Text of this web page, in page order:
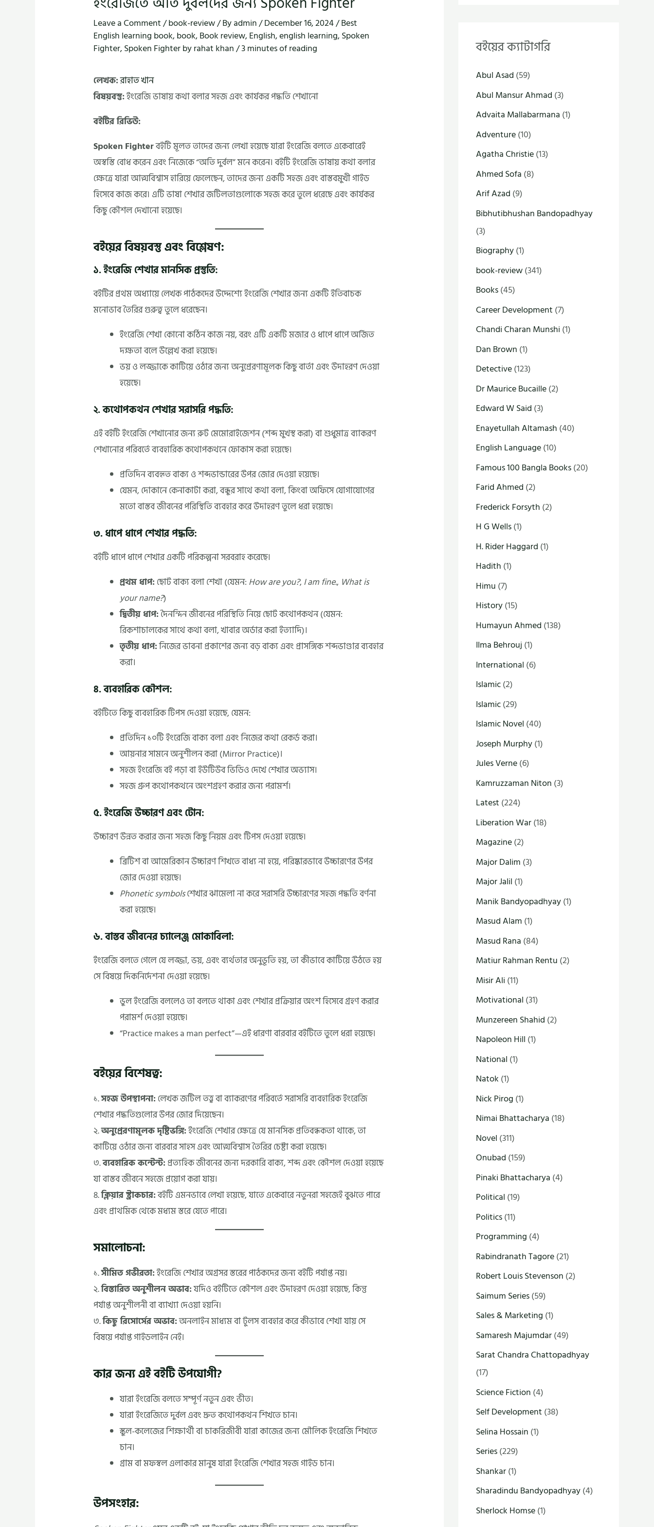
Leave a Comment/book-review/ Byadmin/December 16, 2024/Best
English learning book,book,Book review,English,english learning,Spoken
Fighter,Spoken Fighter by rahat khan/3 minutes of reading
লেখক:রাহাত খান
বিষয়বস্তু:ইংরেজি ভাষায় কথা বলার সহজ এবং কার্যকর পদ্ধতি শেখানো
বইটির রিভিউ:
Spoken Fighterবইটি মূলত তাদের জন্য লেখা হয়েছে যারা ইংরেজি বলতে একেবারেই
অস্বস্তি বোধ করেন এবং নিজেকে “অতি দুর্বল” মনে করেন। বইটি ইংরেজি ভাষায় কথা বলার
ক্ষেত্রে যারা আত্মবিশ্বাস হারিয়ে ফেলেছেন, তাদের জন্য একটি সহজ এবং বাস্তবমুখী গাইড
হিসেবে কাজ করে। এটি ভাষা শেখার জটিলতাগুলোকে সহজ করে তুলে ধরেছে এবং কার্যকর
কিছু কৌশল দেখানো হয়েছে।
বইয়ের বিষয়বস্তু এবং বিশ্লেষণ:
১. ইংরেজি শেখার মানসিক প্রস্তুতি:
বইটির প্রথম অধ্যায়ে লেখক পাঠকদের উদ্দেশ্যে ইংরেজি শেখার জন্য একটি ইতিবাচক
মনোভাব তৈরির গুরুত্ব তুলে ধরেছেন।
ইংরেজি শেখা কোনো কঠিন কাজ নয়, বরং এটি একটি মজার ও ধাপে ধাপে অর্জিত
দক্ষতা বলে উল্লেখ করা হয়েছে।
ভয় ও লজ্জাকে কাটিয়ে ওঠার জন্য অনুপ্রেরণামূলক কিছু বার্তা এবং উদাহরণ দেওয়া
হয়েছে।
২. কথোপকথন শেখার সরাসরি পদ্ধতি:
এই বইটি ইংরেজি শেখানোর জন্য রুট মেমোরাইজেশন (শব্দ মুখস্থ করা) বা শুধুমাত্র ব্যাকরণ
শেখানোর পরিবর্তে ব্যবহারিক কথোপকথনে ফোকাস করা হয়েছে।
প্রতিদিন ব্যবহৃত বাক্য ও শব্দভান্ডারের উপর জোর দেওয়া হয়েছে।
যেমন, দোকানে কেনাকাটা করা, বন্ধুর সাথে কথা বলা, কিংবা অফিসে যোগাযোগের
মতো বাস্তব জীবনের পরিস্থিতি ব্যবহার করে উদাহরণ তুলে ধরা হয়েছে।
৩. ধাপে ধাপে শেখার পদ্ধতি:
বইটি ধাপে ধাপে শেখার একটি পরিকল্পনা সরবরাহ করেছে।
প্রথম ধাপ: ছোট বাক্য বলা শেখা (যেমন: How are you?,I am fine., What is
your name?)
দ্বিতীয় ধাপ:দৈনন্দিন জীবনের পরিস্থিতি নিয়ে ছোট কথোপকথন (যেমন:
রিকশাচালকের সাথে কথা বলা, খাবার অর্ডার করা ইত্যাদি)।
তৃতীয় ধাপ:নিজের ভাবনা প্রকাশের জন্য বড় বাক্য এবং প্রাসঙ্গিক শব্দভাণ্ডার ব্যবহার
করা।
৪. ব্যবহারিক কৌশল:
বইটিতে কিছু ব্যবহারিক টিপস দেওয়া হয়েছে, যেমন:
প্রতিদিন ১০টি ইংরেজি বাক্য বলা এবং নিজের কথা রেকর্ড করা।
আয়নার সামনে অনুশীলন করা (Mirror Practice)।
সহজ ইংরেজি বই পড়া বা ইউটিউব ভিডিও দেখে শেখার অভ্যাস।
সহজ গ্রুপ কথোপকথনে অংশগ্রহণ করার জন্য পরামর্শ।
৫. ইংরেজি উচ্চারণ এবং টোন:
উচ্চারণ উন্নত করার জন্য সহজ কিছু নিয়ম এবং টিপস দেওয়া হয়েছে।
ব্রিটিশ বা আমেরিকান উচ্চারণ শিখতে বাধ্য না হয়ে, পরিষ্কারভাবে উচ্চারণের উপর
জোর দেওয়া হয়েছে।
Phonetic symbolsশেখার ঝামেলা না করে সরাসরি উচ্চারণের সহজ পদ্ধতি বর্ণনা
করা হয়েছে।
৬. বাস্তব জীবনের চ্যালেঞ্জ মোকাবিলা:
ইংরেজি বলতে গেলে যে লজ্জা, ভয়, এবং ব্যর্থতার অনুভূতি হয়, তা কীভাবে কাটিয়ে উঠতে হয়
সে বিষয়ে দিকনির্দেশনা দেওয়া হয়েছে।
ভুল ইংরেজি বললেও তা বলতে থাকা এবং শেখার প্রক্রিয়ার অংশ হিসেবে গ্রহণ করার
পরামর্শ দেওয়া হয়েছে।
“Practice makes a man perfect”—এই ধারণা বারবার বইটিতে তুলে ধরা হয়েছে।
বইয়ের বিশেষত্ব:
১.সহজ উপস্থাপনা: লেখক জটিল তত্ত্ব বা ব্যাকরণের পরিবর্তে সরাসরি ব্যবহারিক ইংরেজি
শেখার পদ্ধতিগুলোর উপর জোর দিয়েছেন।
২.অনুপ্রেরণামূলক দৃষ্টিভঙ্গি:ইংরেজি শেখার ক্ষেত্রে যে মানসিক প্রতিবন্ধকতা থাকে, তা
কাটিয়ে ওঠার জন্য বারবার সাহস এবং আত্মবিশ্বাস তৈরির চেষ্টা করা হয়েছে।
৩.ব্যবহারিক কন্টেন্ট: প্রত্যহিক জীবনের জন্য দরকারি বাক্য, শব্দ এবং কৌশল দেওয়া হয়েছে
যা বাস্তব জীবনে সহজে প্রয়োগ করা যায়।
৪.ক্লিয়ার স্ট্রাকচার:বইটি এমনভাবে লেখা হয়েছে, যাতে একেবারে নতুনরা সহজেই বুঝতে পারে
এবং প্রাথমিক থেকে মধ্যম স্তরে যেতে পারে।
সমালোচনা:
১.সীমিত গভীরতা:ইংরেজি শেখার অগ্রসর স্তরের পাঠকদের জন্য বইটি পর্যাপ্ত নয়।
২.বিস্তারিত অনুশীলন অভাব:যদিও বইটিতে কৌশল এবং উদাহরণ দেওয়া হয়েছে, কিন্তু
পর্যাপ্ত অনুশীলনী বা ব্যাখ্যা দেওয়া হয়নি।
৩.কিছু রিসোর্সের অভাব:অনলাইন মাধ্যম বা টুলস ব্যবহার করে কীভাবে শেখা যায় সে
বিষয়ে পর্যাপ্ত গাইডলাইন নেই।
কার জন্য এই বইটি উপযোগী?
যারা ইংরেজি বলতে সম্পূর্ণ নতুন এবং ভীত।
যারা ইংরেজিতে দুর্বল এবং দ্রুত কথোপকথন শিখতে চান।
স্কুল-কলেজের শিক্ষার্থী বা চাকরিজীবী যারা কাজের জন্য মৌলিক ইংরেজি শিখতে
চান।
গ্রাম বা মফস্বল এলাকার মানুষ যারা ইংরেজি শেখার সহজ গাইড চান।
উপসংহার:
বইয়ের ক্যাটাগরি
Abul Asad (59)
Abul Mansur Ahmad (3)
Advaita Mallabarmana (1)
Adventure(10)
Agatha Christie(13)
Ahmed Sofa (8)
Arif Azad (9)
Bibhutibhushan Bandopadhyay
(3)
Biography(1)
book-review(341)
Books(45)
Career Development (7)
Chandi Charan Munshi (1)
Dan Brown (1)
Detective(123)
Dr Maurice Bucaille(2)
Edward W Said (3)
Enayetullah Altamash (40)
English Language(10)
Famous 100 Bangla Books(20)
Farid Ahmed (2)
Frederick Forsyth (2)
H G Wells(1)
H. Rider Haggard (1)
Hadith (1)
Himu (7)
History(15)
Humayun Ahmed (138)
Ilma Behrouj (1)
International (6)
Islamic(2)
Islamic(29)
Islamic Novel (40)
Joseph Murphy(1)
Jules Verne(6)
Kamruzzaman Niton (3)
Latest (224)
Liberation War(18)
Magazine(2)
Major Dalim (3)
Major Jalil (1)
Manik Bandyopadhyay(1)
Masud Alam (1)
Masud Rana (84)
Matiur Rahman Rentu (2)
Misir Ali (11)
Motivational (31)
Munzereen Shahid (2)
Napoleon Hill (1)
National (1)
Natok (1)
Nick Pirog (1)
Nimai Bhattacharya (18)
Novel (311)
Onubad (159)
Pinaki Bhattacharya (4)
Political (19)
Politics(11)
Programming (4)
Rabindranath Tagore(21)
Robert Louis Stevenson (2)
Saimum Series(59)
Sales & Marketing (1)
Samaresh Majumdar(49)
Sarat Chandra Chattopadhyay
(17)
Science Fiction (4)
Self Development (38)
Selina Hossain (1)
Series(229)
Shankar(1)
Sharadindu Bandyopadhyay(4)
Sherlock Homse(1)